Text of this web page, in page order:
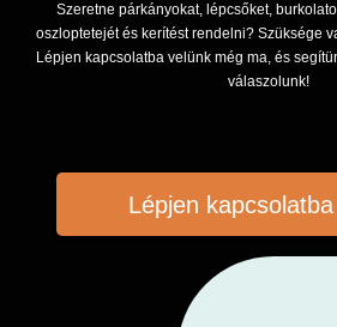
Szeretne párkányokat, lépcsőket,
oszloptetejét és kerítést rendelni? Szüksége
Lépjen kapcsolatba velünk még ma, és
válaszolunk!
Lépjen